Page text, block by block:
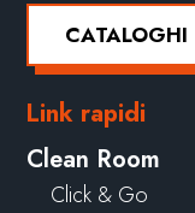
CATALOGHI
Link rapidi
Clean Room
Click & Go